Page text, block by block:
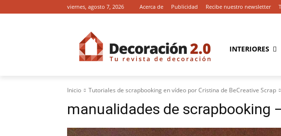
viernes, agosto 7, 2026 Acerca de Publicidad Recibe nuestro newsletter
INTERIORES
Inicio Tutoriales de scrapbooking en vídeo por Cristina de BeCreative Scrap
manualidades de scrapbooking